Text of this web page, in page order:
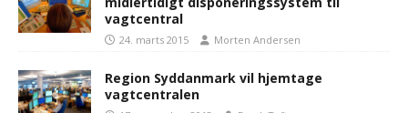
vagtcentral
24. marts 2015 Morten Andersen
Region Syddanmark vil hjemtage
vagtcentralen